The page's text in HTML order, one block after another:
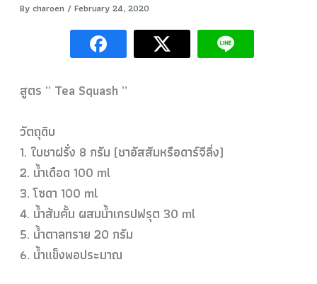
Bycharoen / February 24, 2020
สูตร ” Tea Squash ”
วัตถุดิบ
1. ใบชาฝรั่ง 8 กรัม (ชาอัสสัมหรือดาร์จีลิ่ง)
2. น้ำเดือด 100 ml
3. โซดา 100 ml
4. น้ำส้มคั้น ผสมน้ำเกรปฟรุต 30 ml
5. น้ำตาลทราย 20 กรัม
6. น้ำแข็งพอประมาณ